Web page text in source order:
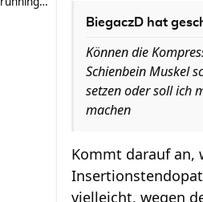
BiegaczD hat
Können die
Schienbein Muskel
setzen oder soll ich
machen
Kommt darauf an,
vielleicht, wegen